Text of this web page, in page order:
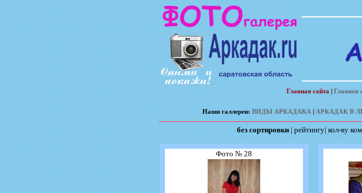
Главная сайта | Главная
Наши галлереи: ВИДЫ АРКАДАКА | АРКАДАК В
без сортировки| рейтингу| кол-ву
Фото № 28